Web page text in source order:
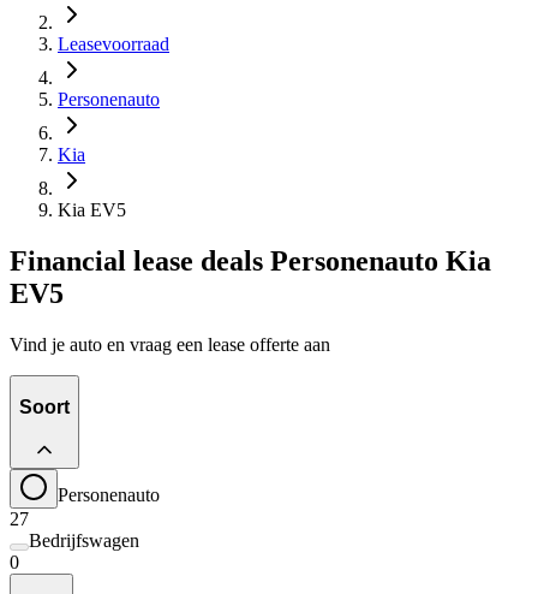
Leasevoorraad
Personenauto
Kia
Kia EV5
Financial lease deals Personenauto Kia
EV5
Vind je auto en vraag een lease offerte aan
Soort
Personenauto
27
Bedrijfswagen
0